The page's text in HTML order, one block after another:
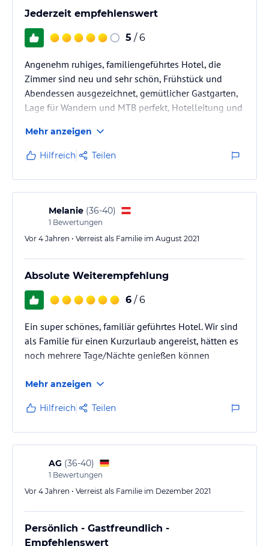
Dampfsauna
Soledampfbad
Infrarotkabine
Finnische Sauna
Massageraum
Behandlungsraum
Ruheraum mit direktem Blick auf den Pengelstein
Sonnenterrasse und Garten
offener Kamin
Yoga (Aufpreis)
um viel Freiraum und Entspannung zu bieten öffnet der
Wellnessbereich täglich um 15:00 Uhr bis 19:00 Uhr. Zutritt für
Hinweis: Allgemeine und unverbindliche
Hoteliers-/Veranstalter-/Kataloginformationen. Alle Angaben
ohne Gewähr und ohne Prüfung durch HolidayCheck. Bitte
jeweiligen Veranstalters.
Jederzeit empfehlenswert
5 / 6
Angenehm ruhiges, familiengeführtes Hotel, die
Zimmer sind neu und sehr schön, Frühstück und
Abendessen ausgezeichnet, gemütlicher Gastgarten,
Lage für Wandern und MTB perfekt, Hotelleitung und
gerne wieder.
Mehr anzeigen
Hilfreich Teilen
Melanie (36-40)
1 Bewertungen
Vor 4 Jahren • Verreist als Familie im August 2021
Absolute Weiterempfehlung
6 / 6
Ein super schönes, familiär geführtes Hotel. Wir sind
als Familie für einen Kurzurlaub angereist, hätten es
noch mehrere Tage/Nächte genießen können
Mehr anzeigen
Hilfreich Teilen
AG (36-40)
1 Bewertungen
Vor 4 Jahren • Verreist als Familie im Dezember 2021
Persönlich - Gastfreundlich -
Empfehlenswert